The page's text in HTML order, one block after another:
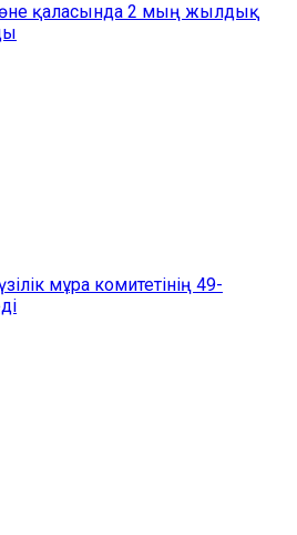
қаласында 2 мың жылдық
мұра комитетінің 49-